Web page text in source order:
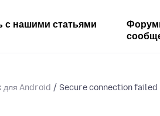
с нашими статьями
для Android Secure connection failed